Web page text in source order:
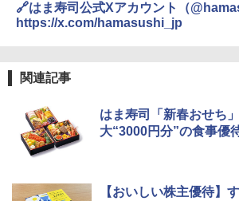
🔗はま寿司公式Xアカウント（
https://x.com/hamasushi_jp
関連記事
はま寿司「新春おせち
大“3000円分”の食事優
【おいしい株主優待】